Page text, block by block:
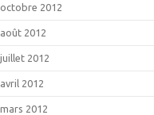
octobre 2012
août 2012
juillet 2012
avril 2012
mars 2012